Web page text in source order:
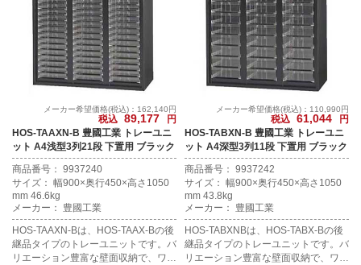
メーカー希望価格(税込)：162,140円
税込 89,177
円
HOS-TAAXN-B 豊國工業 トレーユニ
ット A4浅型3列21段 下置用 ブラック
商品番号： 9937240
サイズ： 幅900×奥行450×高さ1050
mm 46.6kg
メーカー： 豊國工業
HOS-TAAXN-Bは、HOS-TAAX-Bの後
継品タイプのトレーユニットです。バ
リエーション豊富な壁面収納で、ワー
メーカー希望価格(税込)：110,990円
税込 61,044
円
HOS-TABXN-B 豊國工業 トレーユニ
ット A4深型3列11段 下置用 ブラック
商品番号： 9937242
サイズ： 幅900×奥行450×高さ1050
mm 43.8kg
メーカー： 豊國工業
HOS-TABXNBは、HOS-TABX-Bの後
継品タイプのトレーユニットです。バ
リエーション豊富な壁面収納で、ワー